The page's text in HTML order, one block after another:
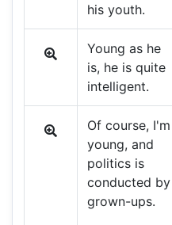
his youth.
Young as he
is, he is quite
intelligent.
Of course, I'm
young, and
politics is
conducted by
grown-ups.